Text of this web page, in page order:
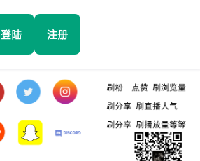
登陆 注册
Facebook
TikTok